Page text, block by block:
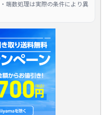
端数処理は実際の条件により異